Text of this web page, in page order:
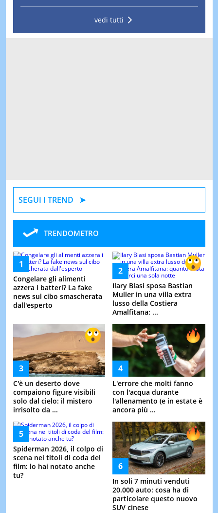
vedi tutti
SEGUI I TREND
TRENDOMETRO
Congelare gli alimenti
azzera i batteri? La fake
news sul cibo smascherata
dall'esperto
Ilary Blasi sposa Bastian
Muller in una villa extra
lusso della Costiera
Amalfitana: ...
C'è un deserto dove
compaiono figure visibili
solo dal cielo: il mistero
irrisolto da ...
L'errore che molti fanno
con l'acqua durante
l'allenamento (e in estate è
ancora più ...
Spiderman 2026, il colpo di
scena nei titoli di coda del
film: lo hai notato anche
tu?
In soli 7 minuti venduti
20.000 auto: cosa ha di
particolare questo nuovo
SUV cinese